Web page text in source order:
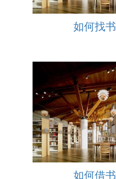
如何找书
如何借书